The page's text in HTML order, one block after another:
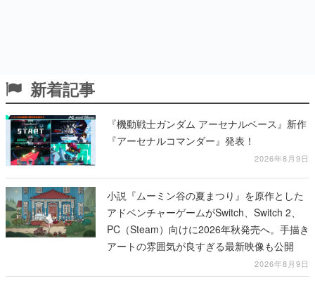
新着記事
『機動戦士ガンダム アーセナルベース』新作
『アーセナルコマンダー』発表！
2026年8月9日
小説『ムーミン谷の夏まつり』を原作とした
アドベンチャーゲームがSwitch、Switch 2、
PC（Steam）向けに2026年秋発売へ。手描き
アートの雰囲気が良すぎる最新映像も公開
2026年8月9日